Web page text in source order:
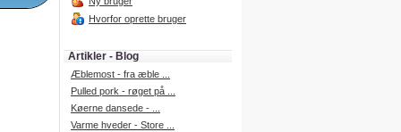
Hvorfor oprette bruger
Artikler - Blog
Æblemost - fra æble ...
Pulled pork - røget på ...
Køerne dansede - ...
Varme hveder - Store ...